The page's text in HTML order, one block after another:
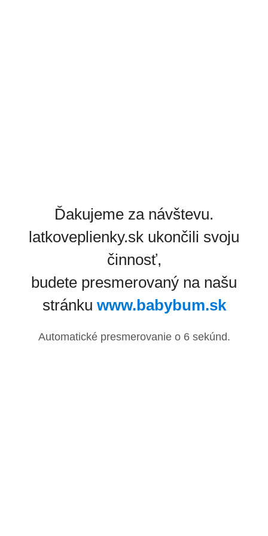
Ďakujeme za návštevu.
latkoveplienky.sk ukončili svoju
činnosť,
budete presmerovaný na našu
stránku www.babybum.sk
Automatické presmerovanie o 6sekúnd.